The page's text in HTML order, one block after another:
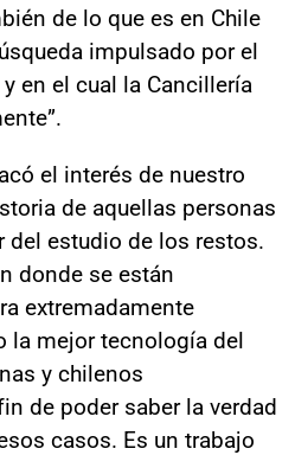
de lo que es en Chile
impulsado por el
en el cual la Cancillería
el interés de nuestro
de aquellas personas
del estudio de los restos.
donde se están
extremadamente
la mejor tecnología del
y chilenos
de poder saber la verdad
casos. Es un trabajo